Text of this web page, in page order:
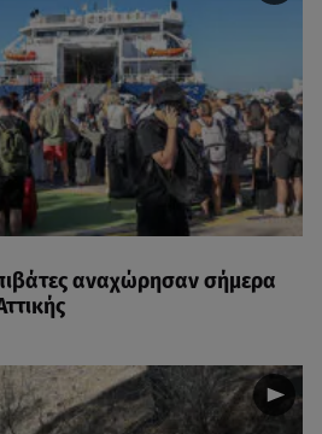
αναχώρησαν σήμερα